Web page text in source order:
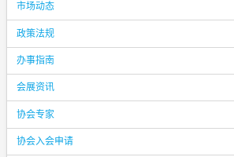
市场动态
政策法规
办事指南
会展资讯
协会专家
协会入会申请